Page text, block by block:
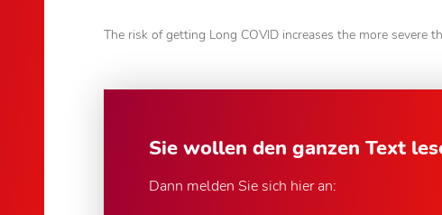
The risk of getting Long COVID increases the more severe
Sie wollen den ganzen Text
Dann melden Sie sich hier an: